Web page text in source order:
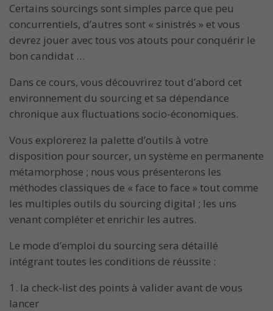
Certains sourcings sont simples parce que peu
concurrentiels, d’autres sont « sinistrés » et vous
devrez jouer avec tous vos atouts pour conquérir le
bon candidat …
Dans ce cours, vous découvrirez tout d’abord cet
environnement du sourcing et sa dépendance
chronique aux fluctuations socio-économiques.
Vous explorerez la palette d’outils à votre
disposition pour sourcer, un système en permanente
métamorphose ; nous vous présenterons les
méthodes classiques de « face to face » tout comme
les multiples outils du sourcing digital ; les uns
venant compléter et enrichir les autres.
Le mode d’emploi du sourcing sera détaillé
intégrant toutes les conditions de réussite :
la check-list des points à valider avant de vous
lancer